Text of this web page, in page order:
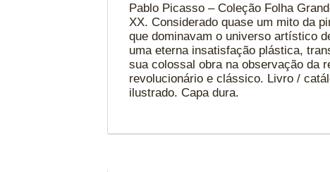
Pablo Picasso – Coleção Folha
XX. Considerado quase um mito da
que dominavam o universo artístico
uma eterna insatisfação plástica,
sua colossal obra na observação da
revolucionário e clássico. Livro /
ilustrado. Capa dura.